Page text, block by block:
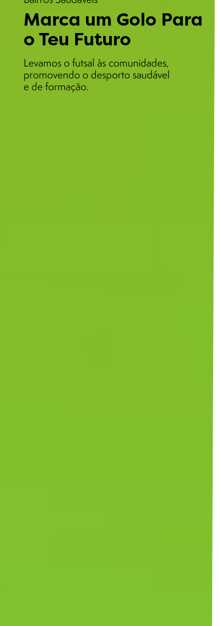
Marca um Golo Para
o Teu Futuro
Levamos o futsal às comunidades,
promovendo o desporto saudável
e de formação.